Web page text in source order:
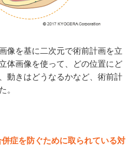
像を基に二次元で術前計画を立
体画像を使って、どの位置にど
動きはどうなるかなど、術前計
。
症を防ぐために取られている対